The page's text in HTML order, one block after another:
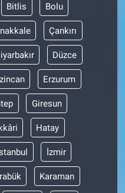
Bitlis Bolu
Çankırı
Düzce
Erzurum
Giresun
Hatay
İzmir
Karaman